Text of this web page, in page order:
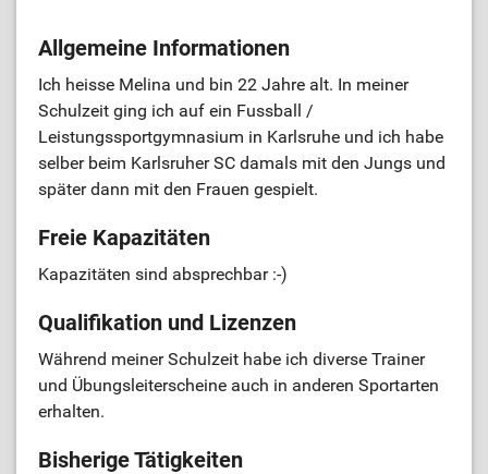
Allgemeine Informationen
Ich heisse Melina und bin 22 Jahre alt. In meiner
Schulzeit ging ich auf ein Fussball /
Leistungssportgymnasium in Karlsruhe und ich habe
selber beim Karlsruher SC damals mit den Jungs und
später dann mit den Frauen gespielt.
Freie Kapazitäten
Kapazitäten sind absprechbar :-)
Qualifikation und Lizenzen
Während meiner Schulzeit habe ich diverse Trainer
und Übungsleiterscheine auch in anderen Sportarten
erhalten.
Bisherige Tätigkeiten